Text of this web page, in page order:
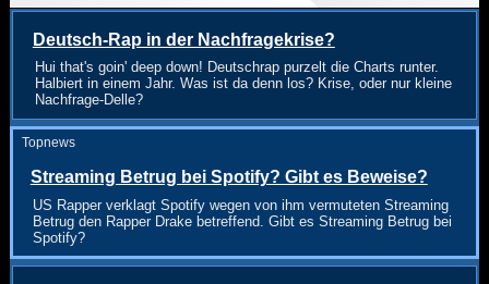
Deutsch-Rap in der Nachfragekrise?
Hui that's goin' deep down! Deutschrap purzelt die Charts runter.
Halbiert in einem Jahr. Was ist da denn los? Krise, oder nur kleine
Nachfrage-Delle?
Topnews
Streaming Betrug bei Spotify? Gibt es Beweise?
US Rapper verklagt Spotify wegen von ihm vermuteten Streaming
Betrug den Rapper Drake betreffend. Gibt es Streaming Betrug bei
Spotify?